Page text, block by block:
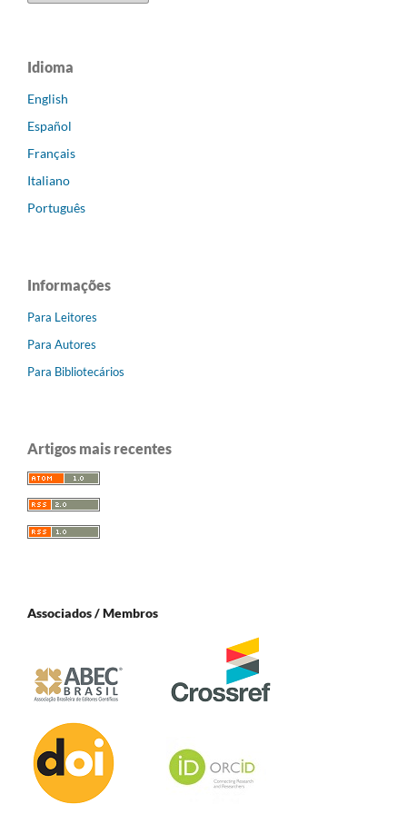
Idioma
English
Español
Français
Italiano
Português
Informações
Para Leitores
Para Autores
Para Bibliotecários
Artigos mais recentes
Associados / Membros